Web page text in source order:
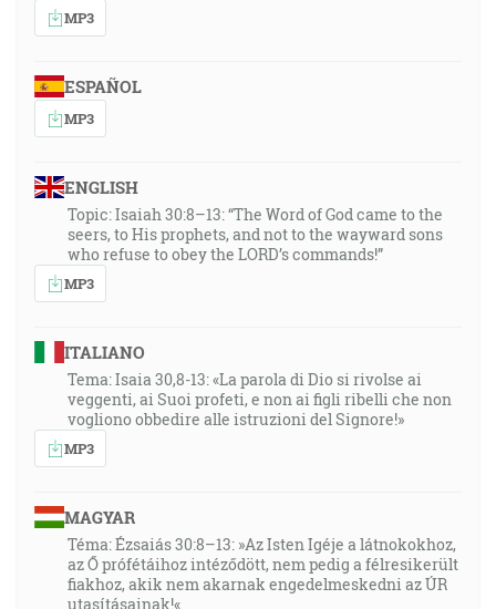
MP3
ESPAÑOL
MP3
ENGLISH
Topic: Isaiah 30:8–13: “The Word of God came to the
seers, to His prophets, and not to the wayward sons
who refuse to obey the LORD’s commands!”
MP3
ITALIANO
Tema: Isaia 30,8-13: «La parola di Dio si rivolse ai
veggenti, ai Suoi profeti, e non ai figli ribelli che non
vogliono obbedire alle istruzioni del Signore!»
MP3
MAGYAR
Téma: Ézsaiás 30:8–13: »Az Isten Igéje a látnokokhoz,
az Ő prófétáihoz intéződött, nem pedig a félresikerült
fiakhoz, akik nem akarnak engedelmeskedni az ÚR
utasításainak!«